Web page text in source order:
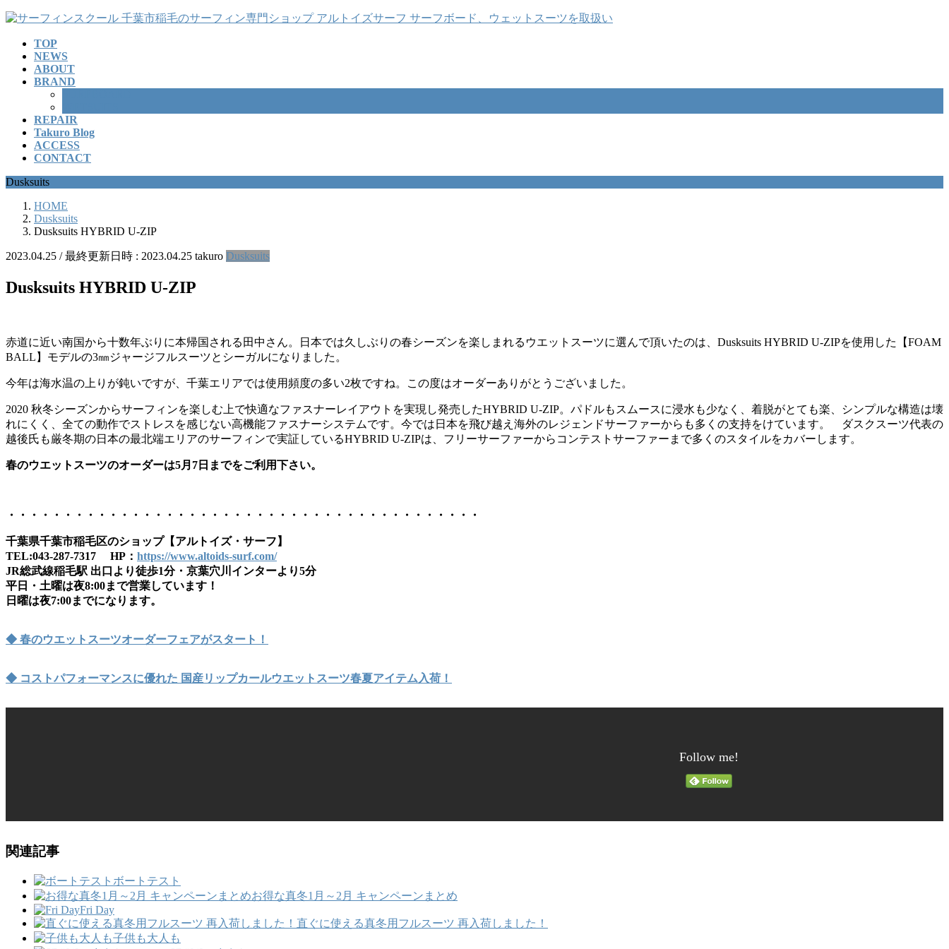
コ
ナ
TOP
NEWS
ABOUT
BRAND
REPAIR
Takuro Blog
ACCESS
CONTACT
Dusksuits
HOME
Dusksuits
Dusksuits HYBRID U-ZIP
2023.04.25 / 最終更新日時 : 2023.04.25 takuro Dusksuits
Dusksuits HYBRID U-ZIP
赤道に近い南国から十数年ぶりに本帰国される田中さん。日本では久しぶりの春シーズンを楽しまれるウエットスーツに選んで頂いたのは、Dusksuits HYBRID U-ZIPを使用した【FOAM
BALL】モデルの3㎜ジャージフルスーツとシーガルになりました。
今年は海水温の上りが鈍いですが、千葉エリアでは使用頻度の多い2枚ですね。この度はオーダーありがとうございました。
2020 秋冬シーズンからサーフィンを楽しむ上で快適なファスナーレイアウトを実現し発売したHYBRID U-ZIP。パドルもスムースに浸水も少なく、着脱がとても楽、シンプルな構造は壊
れにくく、全ての動作でストレスを感じない高機能ファスナーシステムです。今では日本を飛び越え海外のレジェンドサーファーからも多くの支持をけています。 ダスクスーツ代表の
越後氏も厳冬期の日本の最北端エリアのサーフィンで実証しているHYBRID U-ZIPは、フリーサーファーからコンテストサーファーまで多くのスタイルをカバーします。
春のウエットスーツのオーダーは5月7日までをご利用下さい。
・・・・・・・・・・・・・・・・・・・・・・・・・・・・・・・・・・・・・・・・・・
千葉県千葉市稲毛区のショップ【アルトイズ・サーフ】
TEL:043-287-7317 HP： https://www.altoids-surf.com/
JR総武線稲毛駅 出口より徒歩1分・京葉穴川インターより5分
平日・土曜は夜8:00まで営業しています！
日曜は夜7:00までになります。
◆ 春のウエットスーツオーダーフェアがスタート！
◆ コストパフォーマンスに優れた 国産リップカールウエットスーツ春夏アイテム入荷！
Follow me!
関連記事
ボートテスト
お得な真冬1月～2月 キャンペーンまとめ
Fri Day
直ぐに使える真冬用フルスーツ 再入荷しました！
子供も大人も